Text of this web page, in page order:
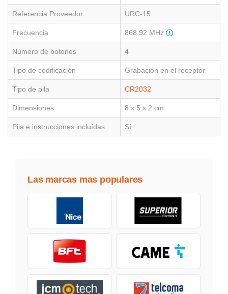
Referencia Proveedor URC-15
Frecuencia 868.92 MHz
Número de botones 4
Tipo de codificación Grabación en el receptor
Tipo de pila CR2032
Dimensiones 8 x 5 x 2 cm
Pila e instrucciones incluídas Sí
Las marcas mas populares